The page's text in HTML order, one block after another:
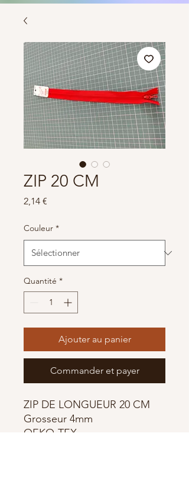
ZIP 20 CM
2,14 €
Couleur *
Quantité *
Ajouter au panier
Commander et payer
ZIP DE LONGUEUR 20 CM
Grosseur 4mm
OEKO-TEX